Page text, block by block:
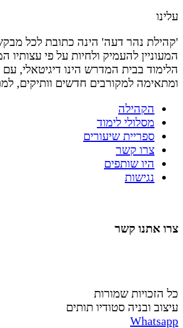
עלינו
'קהילת נהר דעה' הינה כתובת לכל
המעוניין להעמיק ולחיות על פי עצותיו
הלימוד בבית המדרש הינו
ומתאימה למקורבים חדשים וותיקים,
הקהילה
מסלולי לימוד
ספריית שיעורים
צרו קשר
היו שותפים
נגישות
צרו אתנו קשר
כל הזכויות שמורות
עיצוב ובניה סטודיו תותים
Whatsapp